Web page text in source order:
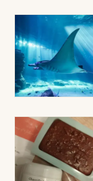
62 - Pas-de-
Choisir mes